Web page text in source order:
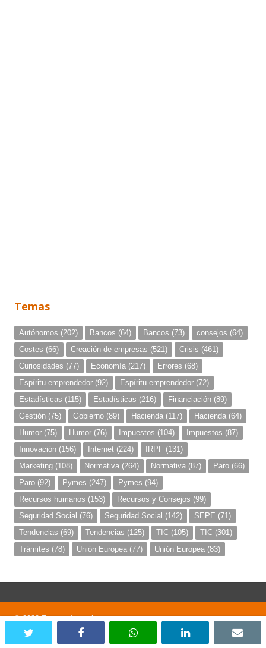
twitter facebook whatsapplinkedin
Temas
Autónomos (202) Bancos (64) Bancos (73) consejos (64)
Costes (66) Creación de empresas (521) Crisis (461)
Curiosidades (77) Economía (217) Errores (68)
Espíritu emprendedor (92) Espíritu emprendedor (72)
Estadísticas (115) Estadísticas (216) Financiación (89)
Gestión (75) Gobierno (89) Hacienda (117) Hacienda (64)
Humor (75) Humor (76) Impuestos (104) Impuestos (87)
Innovación (156) Internet (224) IRPF (131)
Marketing (108) Normativa (264) Normativa (87) Paro (66)
Paro (92) Pymes (247) Pymes (94)
Recursos humanos (153) Recursos y Consejos (99)
Seguridad Social (76) Seguridad Social (142) SEPE (71)
Tendencias (69) Tendencias (125) TIC (105) TIC (301)
Trámites (78) Unión Europea (77) Unión Europea (83)
© 2020 Emprendemania